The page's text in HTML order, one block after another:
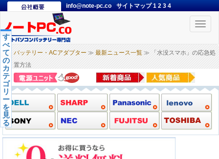
info@note-pc.co サイトマップ1 2 3 4
Toggle
バッテリー・ACアダプター ≫ 最新ニュース一覧 ≫ 「水没スマホ」の応急処
置方法
す
べ
て
の
カ
テ
ゴ
リ
ー
を
見
る